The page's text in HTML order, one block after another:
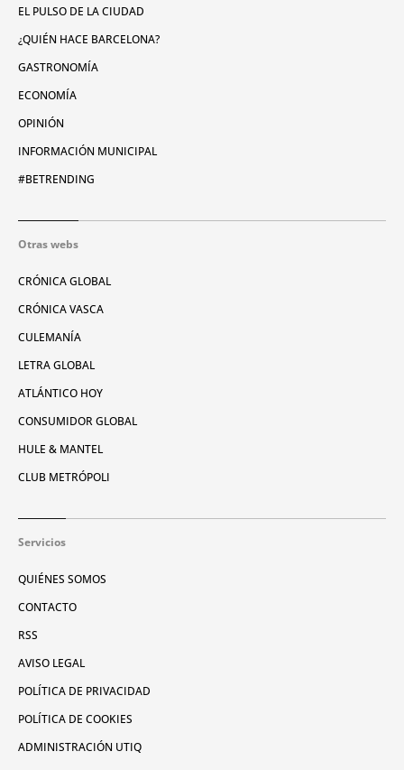
EL PULSO DE LA CIUDAD
¿QUIÉN HACE BARCELONA?
GASTRONOMÍA
ECONOMÍA
OPINIÓN
INFORMACIÓN MUNICIPAL
#BETRENDING
Otras webs
CRÓNICA GLOBAL
CRÓNICA VASCA
CULEMANÍA
LETRA GLOBAL
ATLÁNTICO HOY
CONSUMIDOR GLOBAL
HULE & MANTEL
CLUB METRÓPOLI
Servicios
QUIÉNES SOMOS
CONTACTO
RSS
AVISO LEGAL
POLÍTICA DE PRIVACIDAD
POLÍTICA DE COOKIES
ADMINISTRACIÓN UTIQ